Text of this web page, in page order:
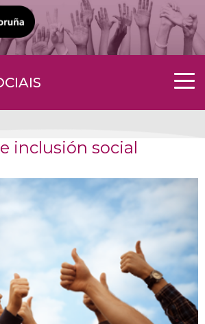
inclusión social